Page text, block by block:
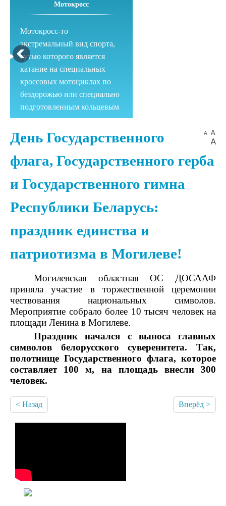
Мотокросс
Мотокросс-то
экстремальный вид спорта,
сутью которого является
катание на специальных
кроссовых мотоциклах по
бездорожью или специально
подготовленным кольцевым
трассам.
Парашютный спорт
включает в себя как действия
связанные с точным
пилотированием купола, так
и различные артистические
виды спорта, вроде
фристайла, групповой
Картинг
Ка́ртинг — вид спорта и
развлечения, гонки
простейших гоночных
автомобилях без кузова,
скорость которых может
достигать 260км/ч.
ДОСААФ
РОДИНЕ!
День Государственного
флага, Государственного герба
и Государственного гимна
Республики Беларусь:
праздник единства и
патриотизма в Могилеве!
Могилевская областная ОС ДОСААФ
приняла участие в торжественной церемонии
чествования национальных символов.
Мероприятие собрало более 10 тысяч человек на
площади Ленина в Могилеве.
Праздник начался с выноса главных
символов белорусского суверенитета. Так,
полотнище Государственного флага, которое
составляет 100 м, на площадь внесли 300
человек.
< Назад Вперёд >